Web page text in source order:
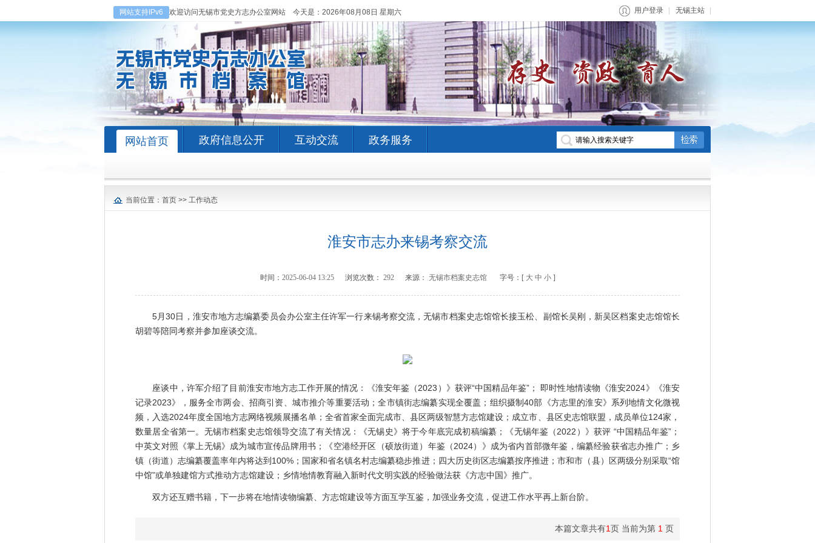
网站支持IPv6 欢迎访问无锡市党史方志办公室网站 今天是： 2026年08月08日 星期六 用户登录 无锡主站
网站首页 政府信息公开 互动交流 政务服务
当前位置： 首页 >> 工作动态
淮安市志办来锡考察交流
时间： 2025-06-04 13:25浏览次数： 292来源： 无锡市档案史志馆 字号：[ 大 中 小]
5月30日，淮安市地方志编纂委员会办公室主任许军一行来锡考察交流，无锡市档案史志馆馆长接玉松、副馆长吴刚，新吴区档案史志馆馆长
胡碧等陪同考察并参加座谈交流。
座谈中，许军介绍了目前淮安市地方志工作开展的情况：《淮安年鉴（2023）》获评“中国精品年鉴”； 即时性地情读物《淮安2024》《淮安
记录2023》，服务全市两会、招商引资、城市推介等重要活动；全市镇街志编纂实现全覆盖；组织摄制40部《方志里的淮安》系列地情文化微视
频，入选2024年度全国地方志网络视频展播名单；全省首家全面完成市、县区两级智慧方志馆建设；成立市、县区史志馆联盟，成员单位124家，
数量居全省第一。无锡市档案史志馆领导交流了有关情况：《无锡史》将于今年底完成初稿编纂；《无锡年鉴（2022）》获评 “中国精品年鉴”；
中英文对照《掌上无锡》成为城市宣传品牌用书；《空港经开区（硕放街道）年鉴（2024）》成为省内首部微年鉴，编纂经验获省志办推广；乡
镇（街道）志编纂覆盖率年内将达到100%；国家和省名镇名村志编纂稳步推进；四大历史街区志编纂按序推进；市和市（县）区两级分别采取“馆
中馆”或单独建馆方式推动方志馆建设；乡情地情教育融入新时代文明实践的经验做法获《方志中国》推广。
双方还互赠书籍，下一步将在地情读物编纂、方志馆建设等方面互学互鉴，加强业务交流，促进工作水平再上新台阶。
本篇文章共有1页 当前为第 1 页